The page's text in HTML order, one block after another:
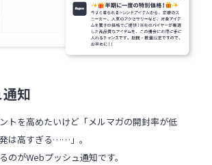
知
トを高めたいけど「メルマガの開封率が低
は高すぎる……」。
のがWebプッシュ通知です。